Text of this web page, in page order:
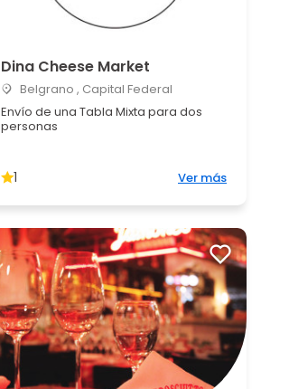
Dina Cheese Market
Belgrano , Capital Federal
Envío de una Tabla Mixta para dos
personas
1 Ver más